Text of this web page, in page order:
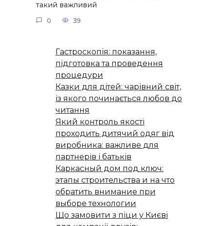
такий важливий
0 39
Гастроскопія: показання,
підготовка та проведення
процедури
Казки для дітей: чарівний світ,
із якого починається любов до
читання
Який контроль якості
проходить дитячий одяг від
виробника: важливе для
партнерів і батьків
Каркасный дом под ключ:
этапы строительства и на что
обратить внимание при
выборе технологии
Що замовити з піци у Києві